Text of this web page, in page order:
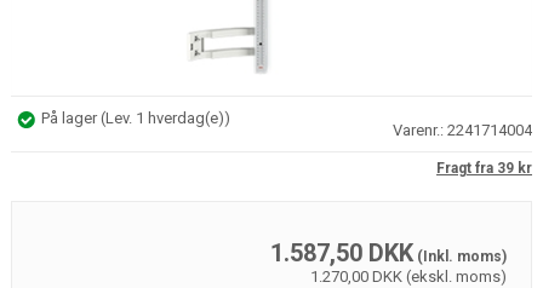
På lager(Lev. 1 hverdag(e))
Varenr.:2241714004
Fragt fra 39 kr
1.587,50 DKK(Inkl. moms)
1.270,00 DKK (ekskl. moms)